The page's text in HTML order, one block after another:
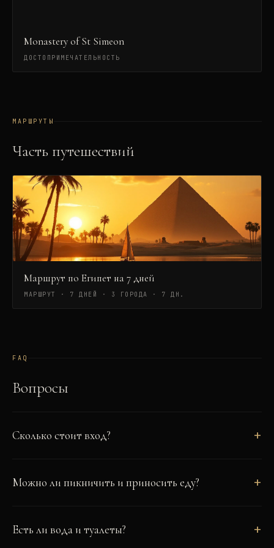
Monastery of St Simeon
ДОСТОПРИМЕЧАТЕЛЬНОСТЬ
МАРШРУТЫ
Часть путешествий
Маршрут по Египет на 7 дней
МАРШРУТ · 7 ДНЕЙ · 3 ГОРОДА · 7 ДН.
FAQ
Вопросы
Сколько стоит вход?
Можно ли пикничить и приносить еду?
Есть ли вода и туалеты?